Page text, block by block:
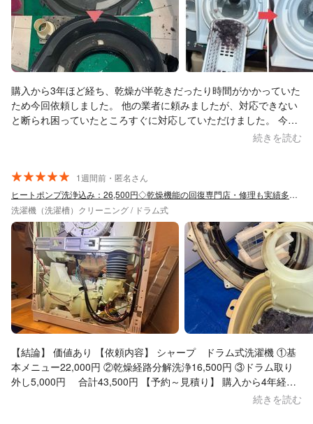
購入から3年ほど経ち、乾燥が半乾きだったり時間がかかっていた
ため今回依頼しました。 他の業者に頼みましたが、対応できない
と断られ困っていたところすぐに対応していただけました。 今ま
で他社で自宅のいろんな箇所のクリーニングをお願いしたことが
回回すので、生活に必要不可欠なのですが、ドラム式は自分での
掃除が行き届かない場所も多く今回綺麗になって嬉しい限りで
す。 また施行後に、これで改善がなかった際はまた相談にのりま
すと言っていただけて安心しました。 くらしのマーケットでの依
頼と洗濯機解体洗浄の依頼は初めてで不安も多かったですが、時
間厳守、迅速な対応、メッセージでのレスポンスも早く、依頼し
て良かったと振り返っています。 また何かありましたら、お掃除
の依頼をしたいと思います。ありがとうございました！
続きを読む
1週間前・匿名さん
ヒートポンプ洗浄込み：26,500円◇乾燥機能の回復専門店・修理も実績多数◇
洗濯機（洗濯槽）クリーニング / ドラム式
【結論】 価値あり 【依頼内容】 シャープ ドラム式洗濯機 ①基
本メニュー22,000円 ②乾燥経路分解洗浄16,500円 ③ドラム取り
外し5,000円 合計43,500円 【予約～見積り】 購入から4年経過
したドラム式洗濯機の乾燥機能が徐々に低下してきたことから検
続きを読む